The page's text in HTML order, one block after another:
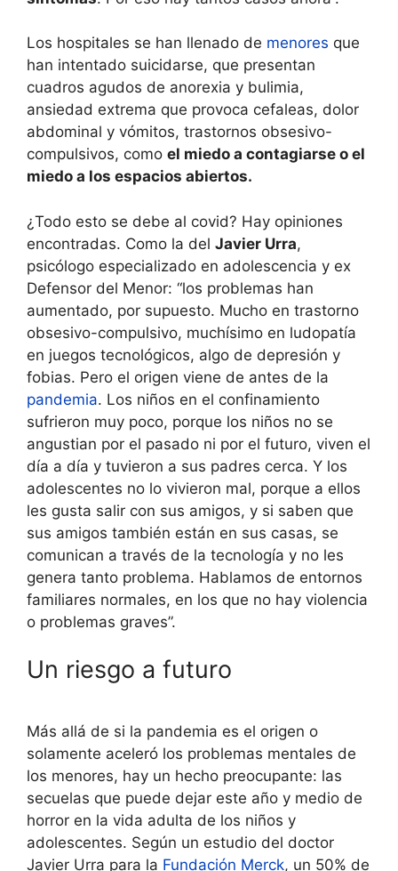
Los hospitales se han llenado de menores que
han intentado suicidarse, que presentan
cuadros agudos de anorexia y bulimia,
ansiedad extrema que provoca cefaleas, dolor
abdominal y vómitos, trastornos obsesivo-
compulsivos, como el miedo a contagiarse o el
miedo a los espacios abiertos.
¿Todo esto se debe al covid? Hay opiniones
encontradas. Como la del Javier Urra,
psicólogo especializado en adolescencia y ex
Defensor del Menor: “los problemas han
aumentado, por supuesto. Mucho en trastorno
obsesivo-compulsivo, muchísimo en ludopatía
en juegos tecnológicos, algo de depresión y
fobias. Pero el origen viene de antes de la
pandemia. Los niños en el confinamiento
sufrieron muy poco, porque los niños no se
angustian por el pasado ni por el futuro, viven el
día a día y tuvieron a sus padres cerca. Y los
adolescentes no lo vivieron mal, porque a ellos
les gusta salir con sus amigos, y si saben que
sus amigos también están en sus casas, se
comunican a través de la tecnología y no les
genera tanto problema. Hablamos de entornos
familiares normales, en los que no hay violencia
o problemas graves”.
Un riesgo a futuro
Más allá de si la pandemia es el origen o
solamente aceleró los problemas mentales de
los menores, hay un hecho preocupante: las
secuelas que puede dejar este año y medio de
horror en la vida adulta de los niños y
adolescentes. Según un estudio del doctor
Javier Urra para la Fundación Merck, un 50% de